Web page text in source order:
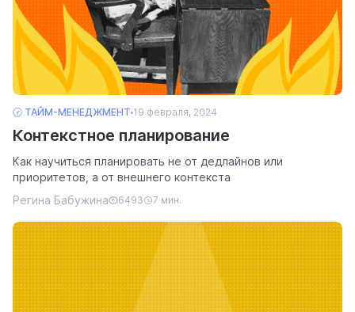
🕝 ТАЙМ-МЕНЕДЖМЕНТ 19 февраля, 2024
Контекстное планирование
Как научиться планировать не от дедлайнов или
приоритетов, а от внешнего контекста
Регина Бабужина
6493 7 мин.